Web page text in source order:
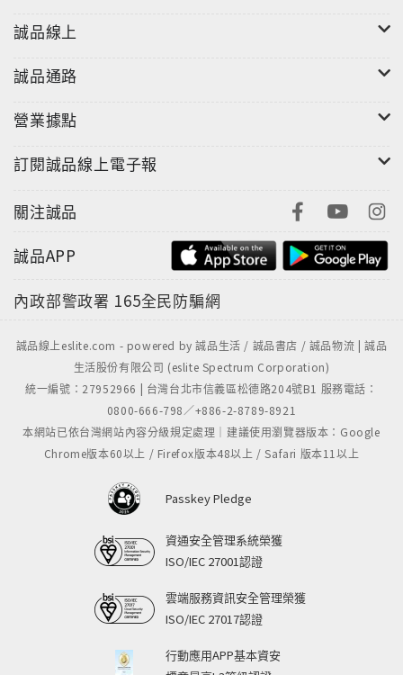
【壹】 史事篇
2. 有人讚揚吳三桂
4. 鄭芝龍父子與唐王政權
6. 封公賜地誘成功
8. 堅持不剃頭
10. 清廷轉撫為剿
12. 台海對峙新局面
14. 明珠尚書主持和議
15. 親王傑書提出讓步新條件
16. 姚啟聖的最後招撫與明鄭覆亡
【貳】 解析篇
17. 和和打打幾十年
19. 略述清鄭和議的得失
20. 清廷招降政策的成功
21. 清鄭對峙期間的外力介入
22. 清鄭對峙期間的兩岸經濟
24. 清初順、康二帝
26. 康熙征台之役的幾位主角
誠品線上
誠品通路
營業據點
訂閱誠品線上電子報
關注誠品
誠品APP
內政部警政署 165全民防騙網
誠品線上eslite.com - powered by 誠品生活 / 誠品書店 / 誠品物流 | 誠品
生活股份有限公司 (eslite Spectrum Corporation)
統一編號：27952966 | 台灣台北市信義區松德路204號B1 服務電話：
0800-666-798／+886-2-8789-8921
本網站已依台灣網站內容分級規定處理｜建議使用瀏覽器版本：Google
Chrome版本60以上 / Firefox版本48以上 / Safari 版本11以上
Passkey Pledge
資通安全管理系統榮獲
ISO/IEC 27001認證
雲端服務資訊安全管理榮獲
ISO/IEC 27017認證
行動應用APP基本資安